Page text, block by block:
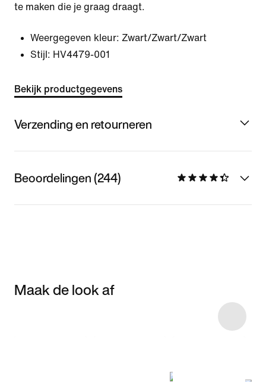
te maken die je graag draagt.
Weergegeven kleur: Zwart/Zwart/Zwart
Stijl: HV4479-001
Bekijk productgegevens
Verzending en retourneren
Beoordelingen (244)
Maak de look af